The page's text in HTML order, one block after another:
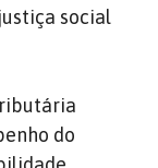
social
do